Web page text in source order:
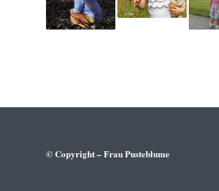
© Copyright – Frau Pusteblume